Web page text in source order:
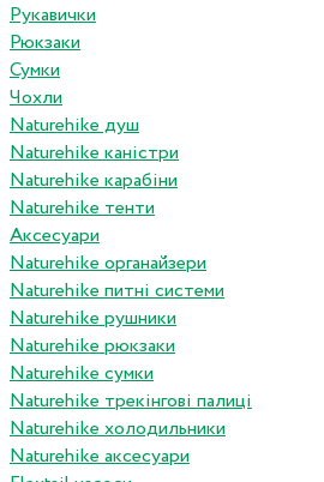
Рукавички
Рюкзаки
Сумки
Чохли
Naturehike душ
Naturehike каністри
Naturehike карабіни
Naturehike тенти
Аксесуари
Naturehike органайзери
Naturehike питні системи
Naturehike рушники
Naturehike рюкзаки
Naturehike сумки
Naturehike трекінгові палиці
Naturehike холодильники
Naturehike аксесуари